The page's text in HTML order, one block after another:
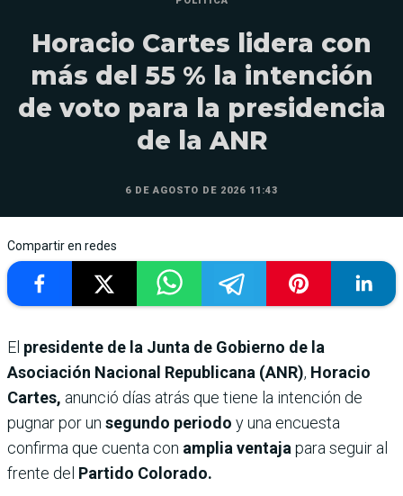
Horacio Cartes lidera con
más del 55 % la intención
de voto para la presidencia
de la ANR
6 DE AGOSTO DE 2026 11:43
Compartir en redes
El presidente de la Junta de Gobierno de la
Asociación Nacional Republicana (ANR), Horacio
Cartes, anunció días atrás que tiene la intención de
pugnar por un segundo periodo y una encuesta
confirma que cuenta con amplia ventaja para seguir al
frente del Partido Colorado.